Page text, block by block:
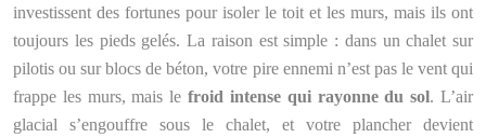
investissent des fortunes pour isoler le toit et les murs, mais ils ont
toujours les pieds gelés. La raison est simple : dans un chalet sur
pilotis ou sur blocs de béton, votre pire ennemi n’est pas le vent qui
frappe les murs, mais lefroid intense qui rayonne du sol. L’air
glacial s’engouffre sous le chalet, et votre plancher devient